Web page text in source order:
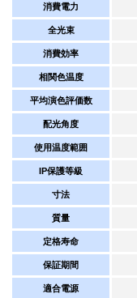
消費電力
全光束
消費効率
相関色温度
平均演色評価数
配光角度
使用温度範囲
IP保護等級
寸法
質量
定格寿命
保証期間
適合電源